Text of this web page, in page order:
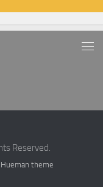
Reserved.
Hueman theme